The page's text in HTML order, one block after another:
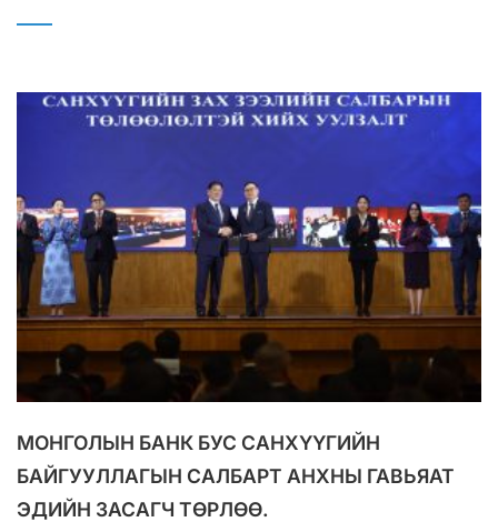
МОНГОЛЫН БАНК БУС САНХҮҮГИЙН
БАЙГУУЛЛАГЫН САЛБАРТ АНХНЫ ГАВЬЯАТ
ЭДИЙН ЗАСАГЧ ТӨРЛӨӨ.